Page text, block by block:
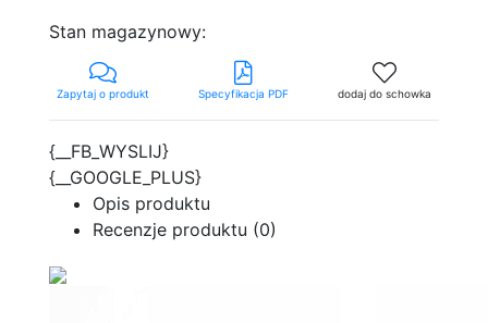
Stan magazynowy:
Zapytaj o produkt Specyfikacja PDF dodaj do schowka
{__FB_WYSLIJ}
{__GOOGLE_PLUS}
Opis produktu
Recenzje produktu (0)